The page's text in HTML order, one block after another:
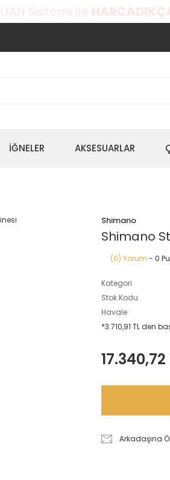
Sistemi ile
İĞNELER AKSESUARLAR
Shimano
Shimano
(0) Yorum - 0
Kategori
Stok Kodu
Havale
*3.710,91 TL den
17.340,72
Arkadaşına